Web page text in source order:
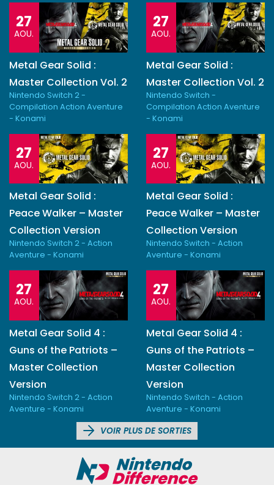
27
AOU.
Metal Gear Solid :
Master Collection Vol. 2
Nintendo Switch 2 -
Compilation Action Aventure
- Konami
27
AOU.
Metal Gear Solid :
Master Collection Vol. 2
Nintendo Switch -
Compilation Action Aventure
- Konami
27
AOU.
Metal Gear Solid :
Peace Walker – Master
Collection Version
Nintendo Switch 2 - Action
Aventure - Konami
27
AOU.
Metal Gear Solid :
Peace Walker – Master
Collection Version
Nintendo Switch - Action
Aventure - Konami
27
AOU.
Metal Gear Solid 4 :
Guns of the Patriots –
Master Collection
Version
Nintendo Switch 2 - Action
Aventure - Konami
27
AOU.
Metal Gear Solid 4 :
Guns of the Patriots –
Master Collection
Version
Nintendo Switch - Action
Aventure - Konami
VOIR PLUS DE SORTIES